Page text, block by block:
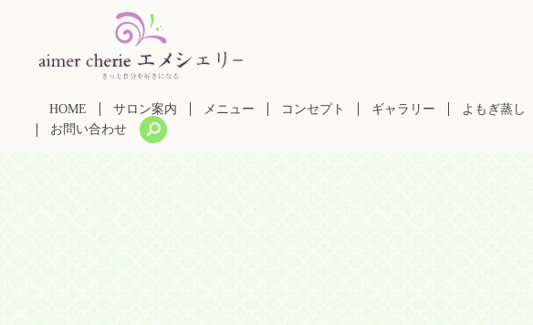
HOME サロン案内 メニュー コンセプト ギャラリー よもぎ蒸し
お問い合わせ